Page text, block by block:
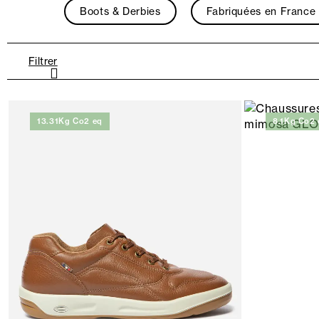
Boots & Derbies Fabriquées en France
Filtrer
13.31Kg Co2 eq 8.1Kg Co2